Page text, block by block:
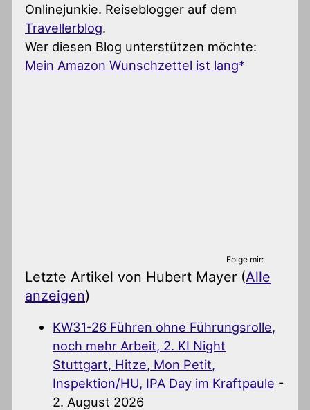
Onlinejunkie. Reiseblogger auf dem
Travellerblog.
Wer diesen Blog unterstützen möchte:
Mein Amazon Wunschzettel ist lang
Folge mir:
Letzte Artikel von Hubert Mayer (Alle
anzeigen)
KW31-26 Führen ohne Führungsrolle,
noch mehr Arbeit, 2. KI Night
Stuttgart, Hitze, Mon Petit,
Inspektion/HU, IPA Day im Kraftpaule -
2. August 2026